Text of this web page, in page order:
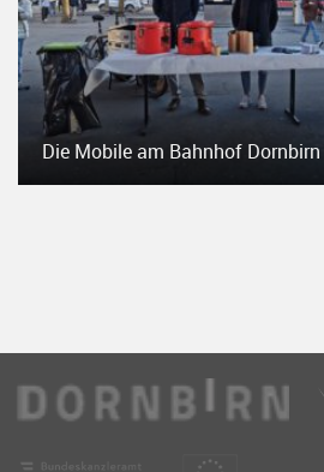
Die Mobile am Bahnhof Dornbirn